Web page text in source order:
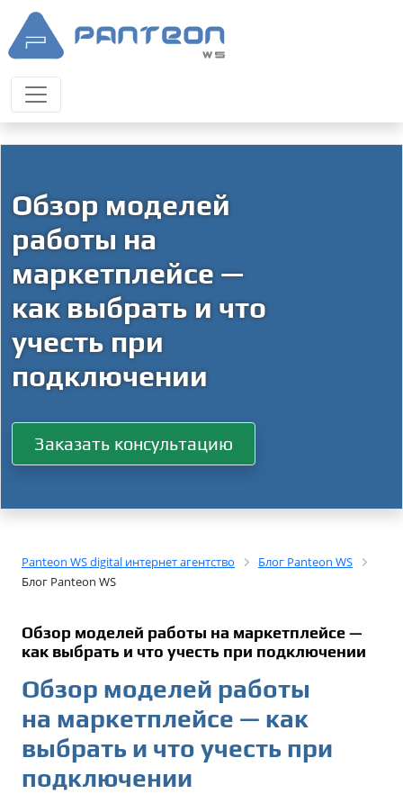
Обзор моделей
работы на
маркетплейсе —
как выбрать и что
учесть при
подключении
Заказать консультацию
Panteon WS digital интернет агентство
Блог Panteon WS
Блог Panteon WS
Обзор моделей работы на маркетплейсе —
как выбрать и что учесть при подключении
Обзор моделей работы
на маркетплейсе — как
выбрать и что учесть при
подключении